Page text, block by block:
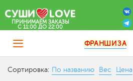
ПРИНИМАЕМ ЗАКАЗЫ
C 11:00 ДО 22:00
ФРАНШИЗА
Сортировка: По названию Вес Цена